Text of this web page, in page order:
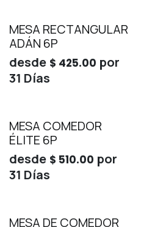
MESA RECTANGULAR
ADÁN 6P
desde $ 425.00 por
31 Días
MESA COMEDOR
ÉLITE 6P
desde $ 510.00 por
31 Días
MESA DE COMEDOR